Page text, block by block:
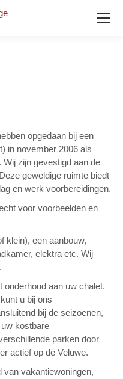
opgedaan bij een
in november 2006 als
zijn gevestigd aan de
geweldige ruimte biedt
en werk voorbereidingen.
voor voorbeelden en
klein), een aanbouw,
elektra etc. Wij
onderhoud aan uw chalet.
u bij ons
bij de seizoenen,
kostbare
parken door
actief op de Veluwe.
van vakantiewoningen,